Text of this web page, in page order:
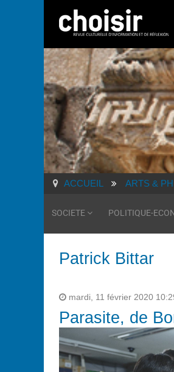
ACCUEIL ARTS &
SOCIETE POLITIQUE-
Patrick Bittar
mardi, 11 février 2020
Parasite, de